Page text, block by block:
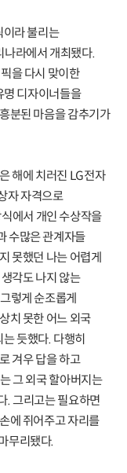
라 불리는
라에서 개최됐다.
을 다시 맞이한
명 디자이너들을
분된 마음을 감추기가
해에 치러진 LG전자
자 자격으로
에서 개인 수상작을
수많은 관계자들
못했던 나는 어렵게
각도 나지 않는
렇게 순조롭게
치 못한 어느 외국
듯했다. 다행히
겨우 답을 하고
그 외국 할아버지는
. 그리고는 필요하면
에 쥐어주고 자리를
무리됐다.